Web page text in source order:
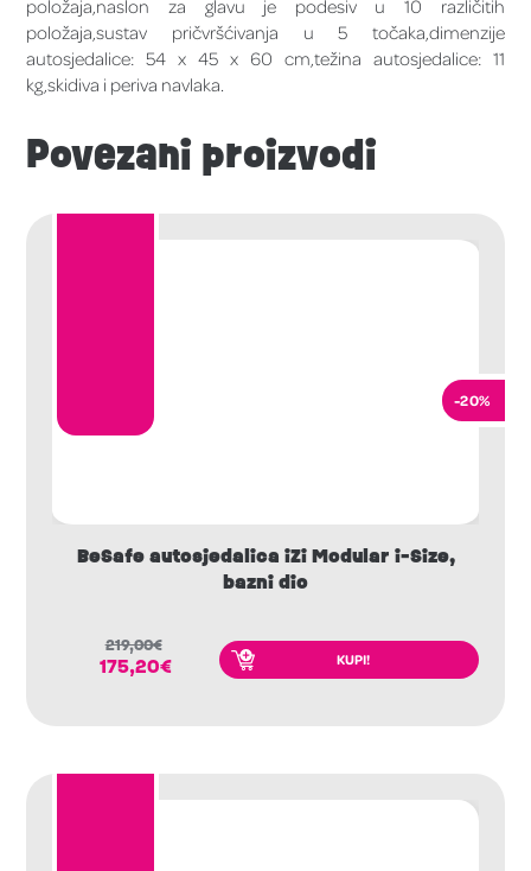
položaja,naslon za glavu je podesiv u 10 različitih
položaja,sustav pričvršćivanja u 5 točaka,dimenzije
autosjedalice: 54 x 45 x 60 cm,težina autosjedalice: 11
kg,skidiva i periva navlaka.
Povezani proizvodi
-20%
BeSafe autosjedalica iZi Modular i-Size,
bazni dio
219,00€
175,20€ KUPI!